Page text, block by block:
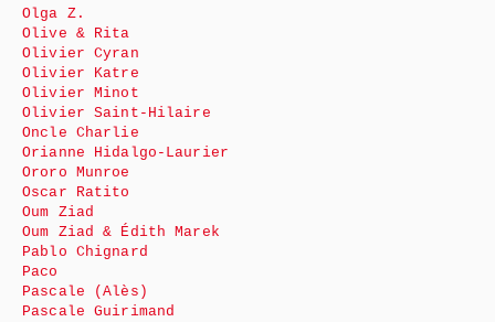
Olga Z.
Olive & Rita
Olivier Cyran
Olivier Katre
Olivier Minot
Olivier Saint-Hilaire
Oncle Charlie
Orianne Hidalgo-Laurier
Ororo Munroe
Oscar Ratito
Oum Ziad
Oum Ziad & Édith Marek
Pablo Chignard
Paco
Pascale (Alès)
Pascale Guirimand